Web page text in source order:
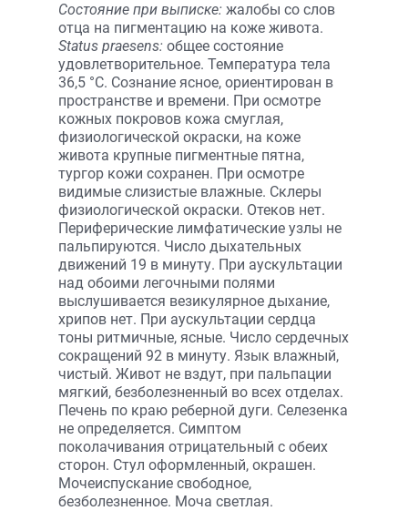
Состояние при выписке: жалобы со слов
отца на пигментацию на коже живота.
Status praesens: общее состояние
удовлетворительное. Температура тела
36,5 °С. Сознание ясное, ориентирован в
пространстве и времени. При осмотре
кожных покровов кожа смуглая,
физиологической окраски, на коже
живота крупные пигментные пятна,
тургор кожи сохранен. При осмотре
видимые слизистые влажные. Склеры
физиологической окраски. Отеков нет.
Периферические лимфатические узлы не
пальпируются. Число дыхательных
движений 19 в минуту. При аускультации
над обоими легочными полями
выслушивается везикулярное дыхание,
хрипов нет. При аускультации сердца
тоны ритмичные, ясные. Число сердечных
сокращений 92 в минуту. Язык влажный,
чистый. Живот не вздут, при пальпации
мягкий, безболезненный во всех отделах.
Печень по краю реберной дуги. Селезенка
не определяется. Симптом
поколачивания отрицательный с обеих
сторон. Стул оформленный, окрашен.
Мочеиспускание свободное,
безболезненное. Моча светлая.